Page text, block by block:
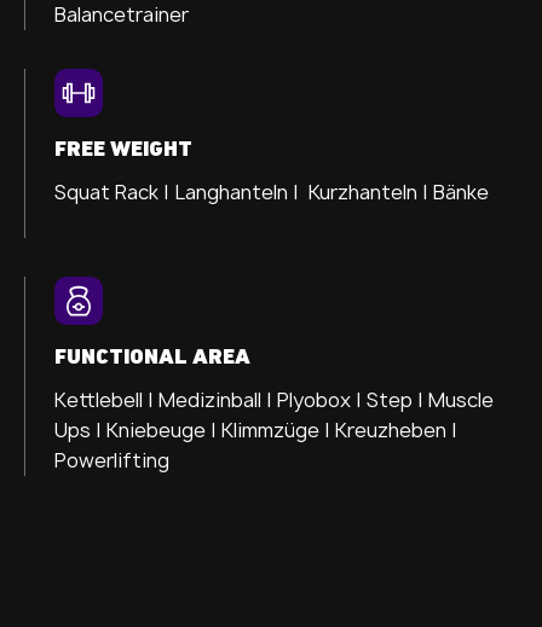
Balancetrainer
FREE WEIGHT
Squat Rack | Langhanteln | Kurzhanteln | Bänke
FUNCTIONAL AREA
Kettlebell | Medizinball | Plyobox | Step | Muscle
Ups | Kniebeuge | Klimmzüge | Kreuzheben |
Powerlifting